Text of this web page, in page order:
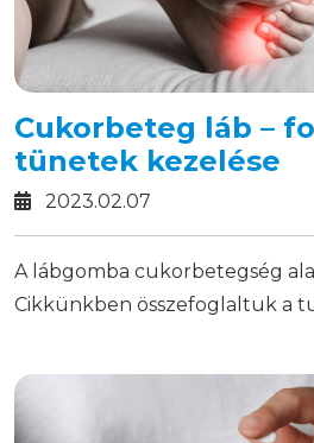
Cukorbeteg láb –
tünetek kezelése
2023.02.07
A lábgomba cukorbetegség
Cikkünkben összefoglaltuk a